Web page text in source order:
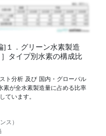
１．グリーン水素製造
タイプ別水素の構成比
ト分析 及び 国内・グローバル
素が全水素製造量に占める比率
ています。
ス）